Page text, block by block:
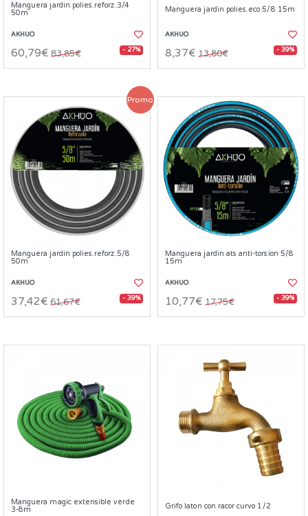
Manguera jardin polies.reforz.3/4
50m
AKHUO
60,79€ 83,85€ - 27%
Manguera jardin polies.eco 5/8 15m
AKHUO
8,37€ 13,80€ - 39%
Promo
Manguera jardin polies.reforz.5/8
50m
AKHUO
37,42€ 61,67€ - 39%
Manguera jardin ats anti-torsion 5/8
15m
AKHUO
10,77€ 17,75€ - 39%
Manguera magic extensible verde
3-8m
Grifo laton con racor curvo 1/2